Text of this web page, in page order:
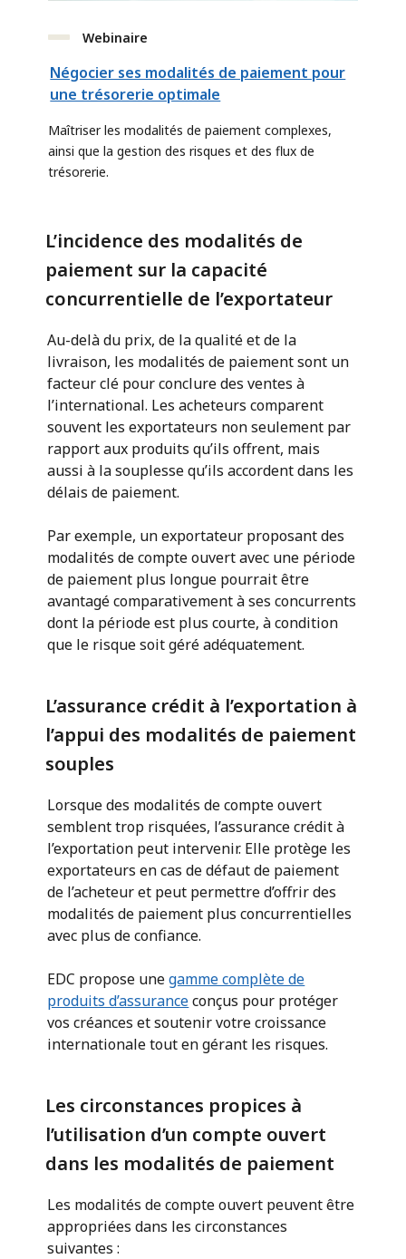
Webinaire
Négocier ses modalités de paiement pour
une trésorerie optimale
Maîtriser les modalités de paiement complexes,
ainsi que la gestion des risques et des flux de
trésorerie.
L’incidence des modalités de
paiement sur la capacité
concurrentielle de l’exportateur
Au-delà du prix, de la qualité et de la
livraison, les modalités de paiement sont un
facteur clé pour conclure des ventes à
l’international. Les acheteurs comparent
souvent les exportateurs non seulement par
rapport aux produits qu’ils offrent, mais
aussi à la souplesse qu’ils accordent dans les
délais de paiement.
Par exemple, un exportateur proposant des
modalités de compte ouvert avec une période
de paiement plus longue pourrait être
avantagé comparativement à ses concurrents
dont la période est plus courte, à condition
que le risque soit géré adéquatement.
L’assurance crédit à l’exportation à
l’appui des modalités de paiement
souples
Lorsque des modalités de compte ouvert
semblent trop risquées, l’assurance crédit à
l’exportation peut intervenir. Elle protège les
exportateurs en cas de défaut de paiement
de l’acheteur et peut permettre d’offrir des
modalités de paiement plus concurrentielles
avec plus de confiance.
EDC propose unegamme complète de
produits d’assuranceconçus pour protéger
vos créances et soutenir votre croissance
internationale tout en gérant les risques.
Les circonstances propices à
l’utilisation d’un compte ouvert
dans les modalités de paiement
Les modalités de compte ouvert peuvent être
appropriées dans les circonstances
suivantes :